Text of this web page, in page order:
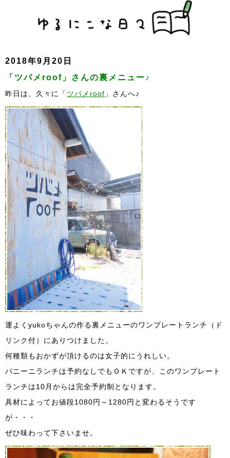
2018年9月20日
「ツバメroof」さんの裏メニュー♪
昨日は、久々に「 ツバメroof 」さんへ♪
運よくyukoちゃんの作る裏メニューのワンプレートランチ（ド
リンク付）にありつけました。
何種類もおかずが頂けるのは女子的にうれしい。
パニーニランチは予約なしでもＯＫですが、このワンプレート
ランチは10月からは完全予約制となります。
具材によってお値段1080円～1280円と変わるそうです
が・・・
ぜひ味わって下さいませ。